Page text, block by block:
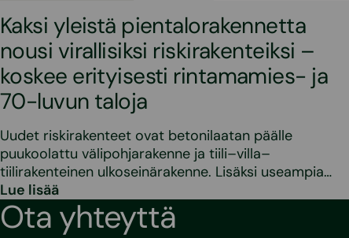
Kaksi yleistä pientalorakennetta
nousi virallisiksi riskirakenteiksi –
koskee erityisesti rintamamies- ja
70-luvun taloja
Uudet riskirakenteet ovat betonilaatan päälle
puukoolattu välipohjarakenne ja tiili–villa–
tiilirakenteinen ulkoseinärakenne. Lisäksi useampia…
Lue lisää
Ota yhteyttä